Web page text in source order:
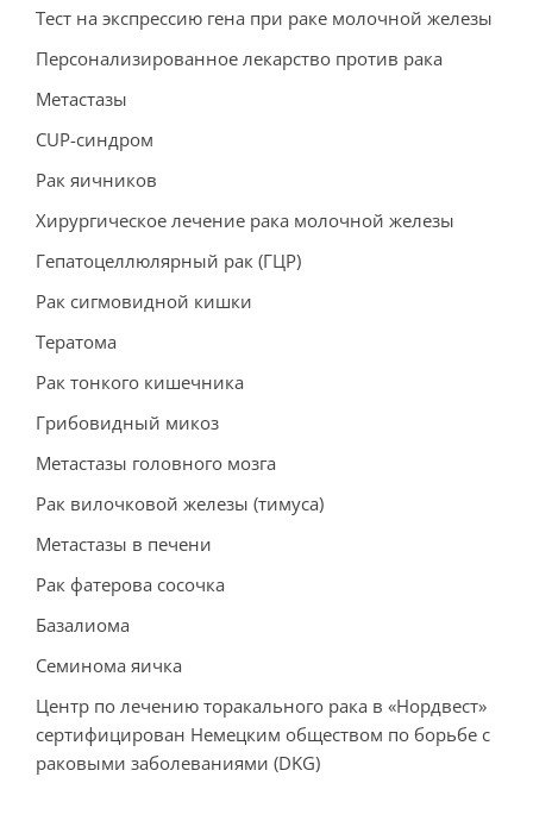
Тест на экспрессию гена при раке молочной железы
Персонализированное лекарство против рака
Метастазы
CUP-синдром
Рак яичников
Хирургическое лечение рака молочной железы
Гепатоцеллюлярный рак (ГЦР)
Рак сигмовидной кишки
Тератома
Рак тонкого кишечника
Грибовидный микоз
Метастазы головного мозга
Рак вилочковой железы (тимуса)
Метастазы в печени
Рак фатерова сосочка
Базалиома
Семинома яичка
Центр по лечению торакального рака в «Нордвест»
сертифицирован Немецким обществом по борьбе с
раковыми заболеваниями (DKG)